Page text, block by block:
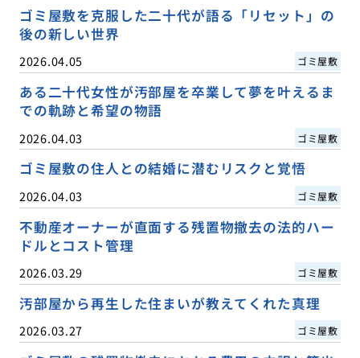
ゴミ屋敷を克服した二十代が語る「リセット」の
後の新しい世界
2026.04.05 ゴミ屋敷
ある二十代女性が汚部屋を卒業して夢を叶えるま
での軌跡と希望の物語
2026.04.03 ゴミ屋敷
ゴミ屋敷の住人との結婚に潜むリスクと覚悟
2026.04.03 ゴミ屋敷
不動産オーナーが直面する残置物撤去の法的ハー
ドルとコスト管理
2026.03.29 ゴミ屋敷
汚部屋から再生した住まいが教えてくれた真理
2026.03.27 ゴミ屋敷